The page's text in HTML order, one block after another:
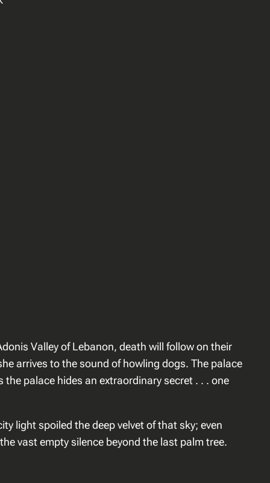
Valley of Lebanon, death will follow on their
arrives to the sound of howling dogs. The palace
palace hides an extraordinary secret . . . one
light spoiled the deep velvet of that sky; even
vast empty silence beyond the last palm tree.